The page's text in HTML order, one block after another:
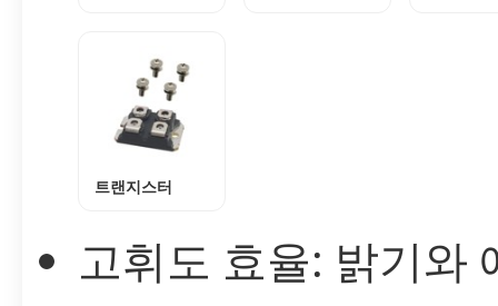
트랜지스터
고휘도 효율: 밝기와